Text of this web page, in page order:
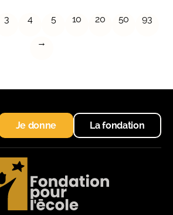
3 4 5 10 20 50 93
→
Je donne La fondation